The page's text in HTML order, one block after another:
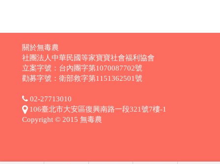
關於無毒農
社團法人中華民國等家寶寶社會福利協會
立案字號：台內團字第1070087702號
勸募字號：衛部救字第1151362501號
02-27713010
106臺北市大安區復興南路一段321號7樓-1
Copyright © 2015 無毒農